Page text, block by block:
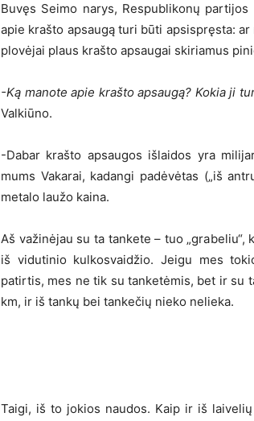
Buvęs Seimo narys, Respublikonų
apie krašto apsaugą turi būti apsispręsta:
plovėjai plaus krašto apsaugai skiriamus
-Ką manote apie krašto apsaugą? Kokia ji
Valkiūno.
-Dabar krašto apsaugos išlaidos yra
mums Vakarai, kadangi padėvėtas („iš
metalo laužo kaina.
Aš važinėjau su ta tankete – tuo
iš vidutinio kulkosvaidžio. Jeigu mes
patirtis, mes ne tik su tanketėmis, bet ir su
km, ir iš tankų bei tankečių nieko nelieka.
Taigi, iš to jokios naudos. Kaip ir iš